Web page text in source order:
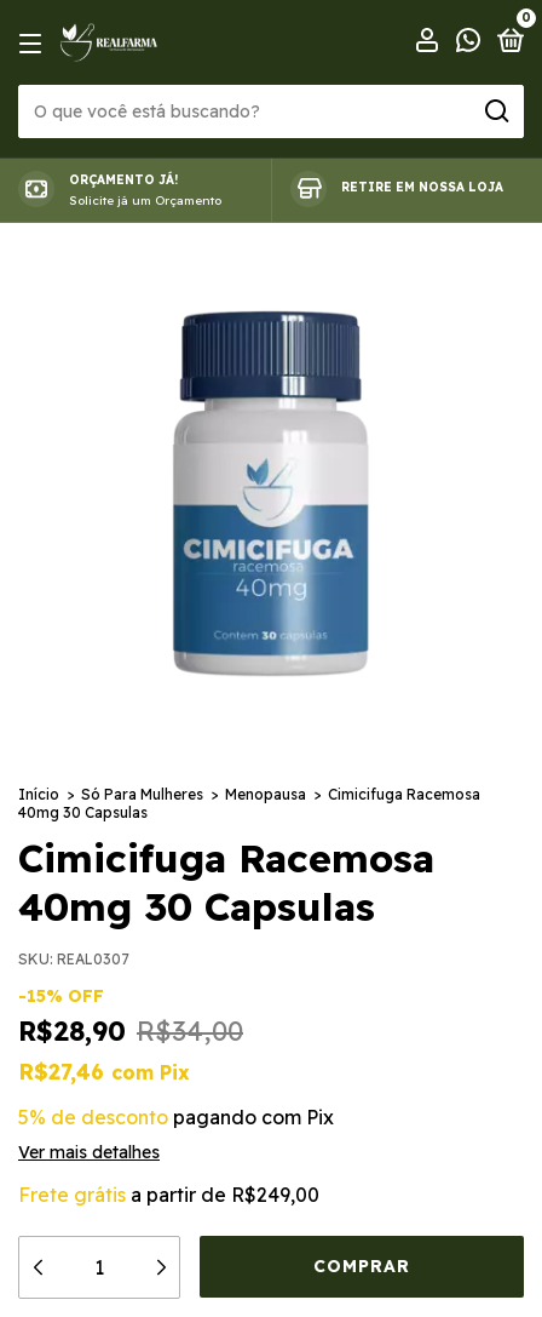
0
ORÇAMENTO JÁ!
Solicite já um Orçamento
RETIRE EM NOSSA LOJA
Início > Só Para Mulheres > Menopausa > Cimicifuga Racemosa
40mg 30 Capsulas
Cimicifuga Racemosa
40mg 30 Capsulas
SKU: REAL0307
-15% OFF
R$28,90 R$34,00
R$27,46 com Pix
5% de desconto pagando com Pix
Ver mais detalhes
Frete grátis a partir de R$249,00